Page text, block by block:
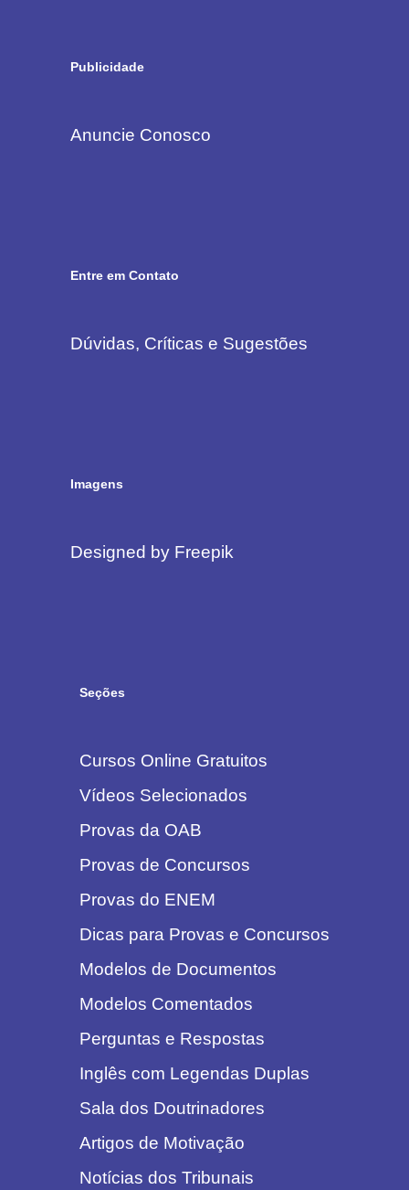
Publicidade
Anuncie Conosco
Entre em Contato
Dúvidas, Críticas e Sugestões
Imagens
Designed by Freepik
Seções
Cursos Online Gratuitos
Vídeos Selecionados
Provas da OAB
Provas de Concursos
Provas do ENEM
Dicas para Provas e Concursos
Modelos de Documentos
Modelos Comentados
Perguntas e Respostas
Inglês com Legendas Duplas
Sala dos Doutrinadores
Artigos de Motivação
Notícias dos Tribunais